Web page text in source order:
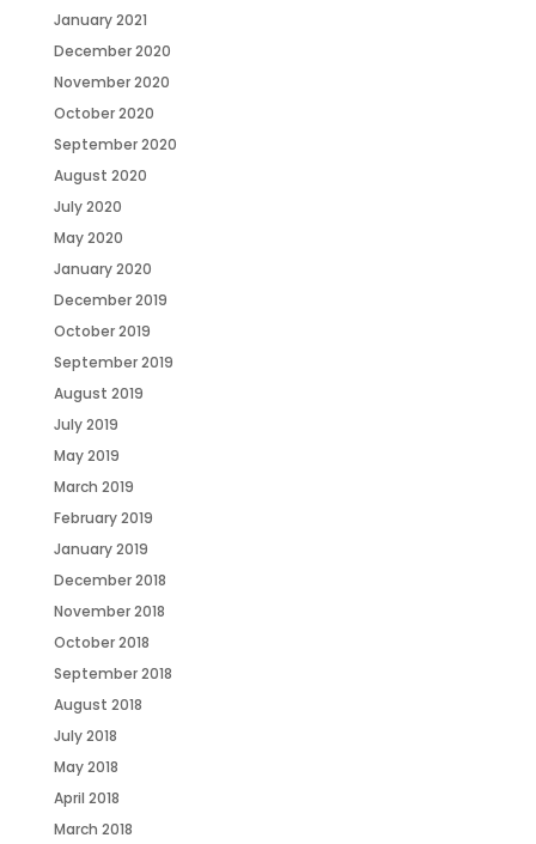
January 2021
December 2020
November 2020
October 2020
September 2020
August 2020
July 2020
May 2020
January 2020
December 2019
October 2019
September 2019
August 2019
July 2019
May 2019
March 2019
February 2019
January 2019
December 2018
November 2018
October 2018
September 2018
August 2018
July 2018
May 2018
April 2018
March 2018